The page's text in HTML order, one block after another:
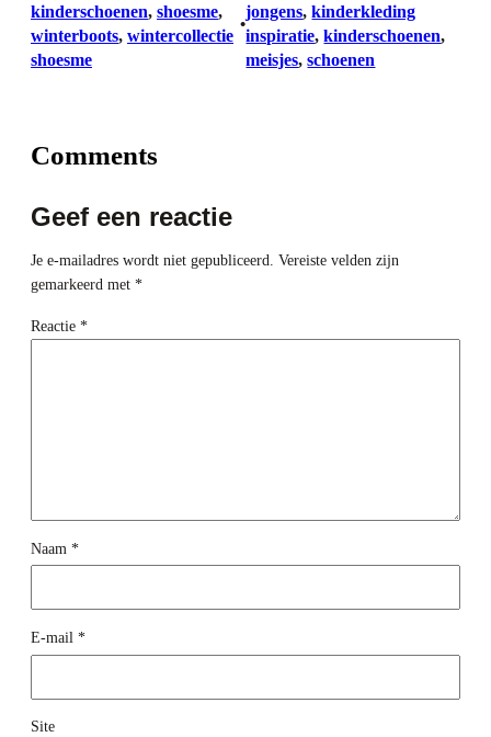
kinderschoenen, shoesme
winterboots, wintercollectie
shoesme
•
jongens, kinderkleding
inspiratie, kinderschoenen
meisjes, schoenen
Comments
Geef een reactie
Je e-mailadres wordt niet gepubliceerd.
Vereiste velden zijn
gemarkeerd met *
Reactie *
Naam *
E-mail *
Site